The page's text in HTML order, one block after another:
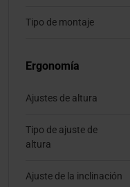
Tipo de montaje
Ergonomía
Ajustes de altura
Tipo de ajuste de
altura
Ajuste de la inclinación